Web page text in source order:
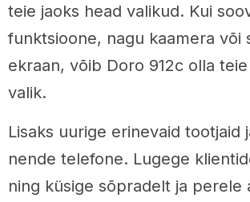
teie jaoks head valikud. Kui
funktsioone, nagu kaamera või
ekraan, võib Doro 912c olla
valik.
Lisaks uurige erinevaid tootjaid
nende telefone. Lugege
ning küsige sõpradelt ja perele